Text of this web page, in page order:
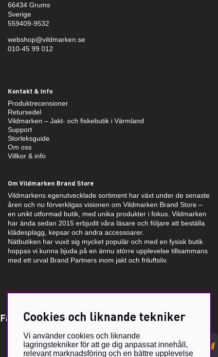
66434 Grums
Sverige
559409-9532
webshop@vildmarken.se
010-45 99 012
Kontakt & info
Produktrecensioner
Retursedel
Vildmarken – Jakt- och fiskebutik i Värmland
Support
Storleksguide
Om oss
Villkor & info
Om Vildmarken Brand Store
Vildmarkens egenutvecklade sortiment har växt under de senaste
åren och nu förverkligas visionen om Vildmarken Brand Store –
en unikt utformad butik, med unika produkter i fokus. Vildmarken
har ända sedan 2015 erbjudit våra läsare och följare att beställa
klädesplagg, kepsar och andra accessoarer.
Nätbutiken har vuxit sig mycket populär och med en fysisk butik
hoppas vi kunna bjuda på en ännu större upplevelse tillsammans
med ett urval Brand Partners inom jakt och friluftsliv.
Få Magasin Vildmarken direkt till din e-post!*
postadress
Cookies och liknande tekniker
Vi använder cookies och liknande
lagringstekniker för att ge dig anpassat innehåll,
relevant marknadsföring och en bättre upplevelse